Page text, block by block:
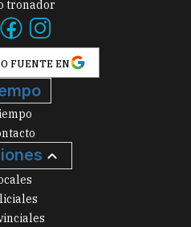
tronador
FUENTE EN